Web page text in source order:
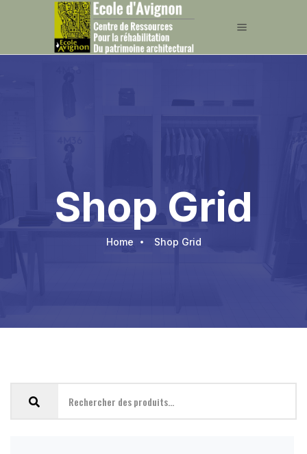
Shop Grid
Home Shop Grid